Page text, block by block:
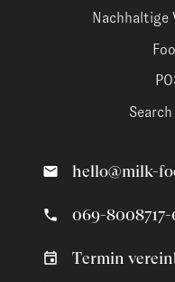
Nachhaltige
hello@milk-
069-8008717-
Termin